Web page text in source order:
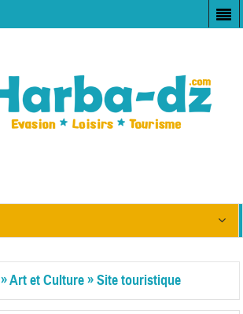
»Art et Culture»Site touristique